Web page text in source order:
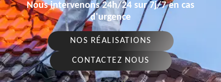
Nous intervenons 24h/24 sur 7j/7 en cas
d'urgence
NOS RÉALISATIONS
CONTACTEZ NOUS